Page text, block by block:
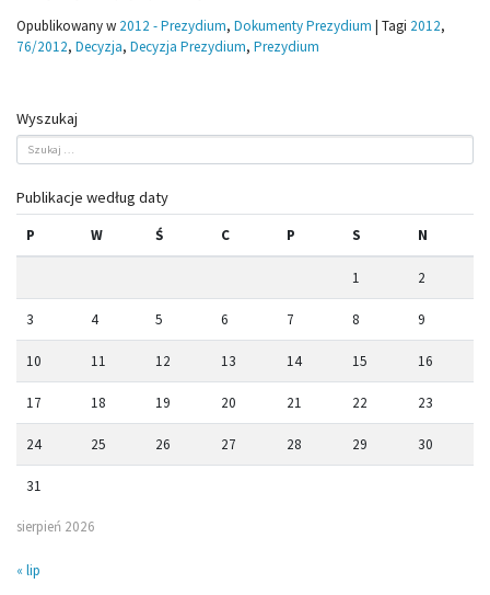
Opublikowany w 2012 - Prezydium, Dokumenty Prezydium | Tagi 2012,
76/2012, Decyzja, Decyzja Prezydium, Prezydium
Wyszukaj
Publikacje według daty
sierpień 2026
P W Ś C P S N
1 2
3 4 5 6 7 8 9
10 11 12 13 14 15 16
17 18 19 20 21 22 23
24 25 26 27 28 29 30
31
« lip